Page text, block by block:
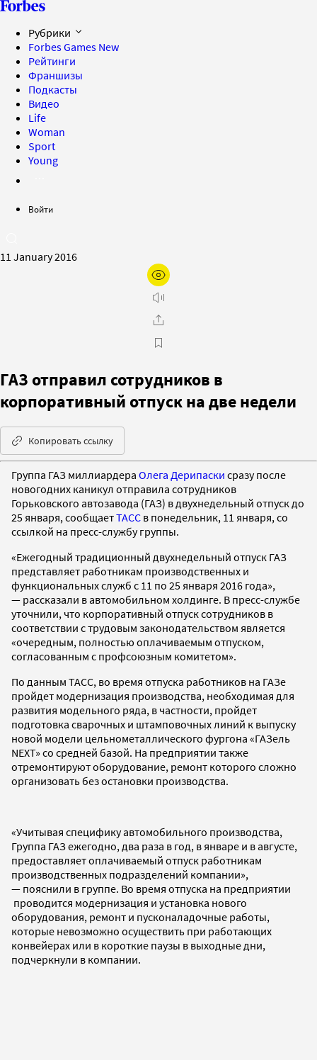
Рубрики
Forbes Games New
Рейтинги
Франшизы
Подкасты
Видео
Life
Woman
Sport
Young
Войти
11 January 2016
ГАЗ отправил сотрудников в
корпоративный отпуск на две недели
Копировать ссылку
Группа ГАЗ миллиардера Олега Дерипаски сразу после
новогодних каникул отправила сотрудников
Горьковского автозавода (ГАЗ) в двухнедельный отпуск до
25 января, сообщаетТАСС в понедельник, 11 января, со
ссылкой на пресс-службу группы.
«Ежегодный традиционный двухнедельный отпуск ГАЗ
представляет работникам производственных и
функциональных служб с 11 по 25 января 2016 года»,
— рассказали в автомобильном холдинге. В пресс-службе
уточнили, что корпоративный отпуск сотрудников в
соответствии с трудовым законодательством является
«очередным, полностью оплачиваемым отпуском,
согласованным с профсоюзным комитетом».
По данным ТАСС, во время отпуска работников на ГАЗе
пройдет модернизация производства, необходимая для
развития модельного ряда, в частности, пройдет
подготовка сварочных и штамповочных линий к выпуску
новой модели цельнометаллического фургона «ГАЗель
NEXT» со средней базой. На предприятии также
отремонтируют оборудование, ремонт которого сложно
организовать без остановки производства.
«Учитывая специфику автомобильного производства,
Группа ГАЗ ежегодно, два раза в год, в январе и в августе,
предоставляет оплачиваемый отпуск работникам
производственных подразделений компании»,
— пояснили в группе. Во время отпуска на предприятии
проводится модернизация и установка нового
оборудования, ремонт и пусконаладочные работы,
которые невозможно осуществить при работающих
конвейерах или в короткие паузы в выходные дни,
подчеркнули в компании.